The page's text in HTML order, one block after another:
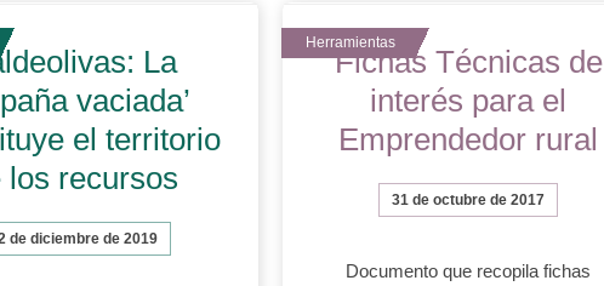
La
vaciada’
el territorio
los recursos
de diciembre de 2019
Fichas Técnicas de
interés para el
Emprendedor rural
31 de octubre de 2017
Documento que recopila fichas